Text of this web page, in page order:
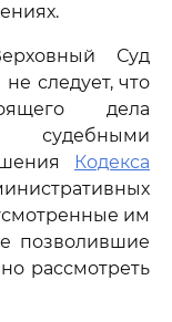
Суд
следует, что
дела
Кодекса
им
позволившие
рассмотреть